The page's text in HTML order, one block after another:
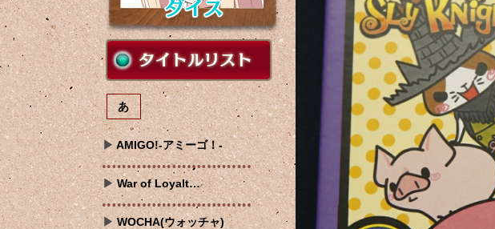
あ
AMIGO!-アミーゴ！-
War of Loyalt…
WOCHA(ウォッチャ)